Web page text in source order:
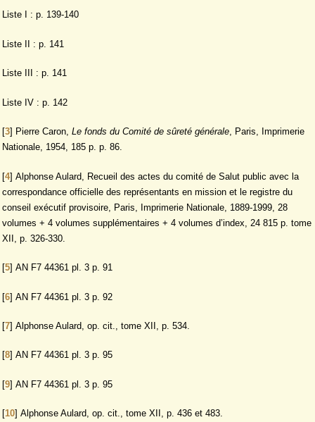
Liste I : p. 139-140
Liste II : p. 141
Liste III : p. 141
Liste IV : p. 142
[3] Pierre Caron, Le fonds du Comité de sûreté générale, Paris, Imprimerie
Nationale, 1954, 185 p. p. 86.
[4] Alphonse Aulard, Recueil des actes du comité de Salut public avec la
correspondance officielle des représentants en mission et le registre du
conseil exécutif provisoire, Paris, Imprimerie Nationale, 1889-1999, 28
volumes + 4 volumes supplémentaires + 4 volumes d’index, 24 815 p. tome
XII, p. 326-330.
[5] AN F7 44361 pl. 3 p. 91
[6] AN F7 44361 pl. 3 p. 92
[7] Alphonse Aulard, op. cit., tome XII, p. 534.
[8] AN F7 44361 pl. 3 p. 95
[9] AN F7 44361 pl. 3 p. 95
[10] Alphonse Aulard, op. cit., tome XII, p. 436 et 483.